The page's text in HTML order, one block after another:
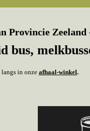
Zeeland
bus,
in onze afhaal-winkel.